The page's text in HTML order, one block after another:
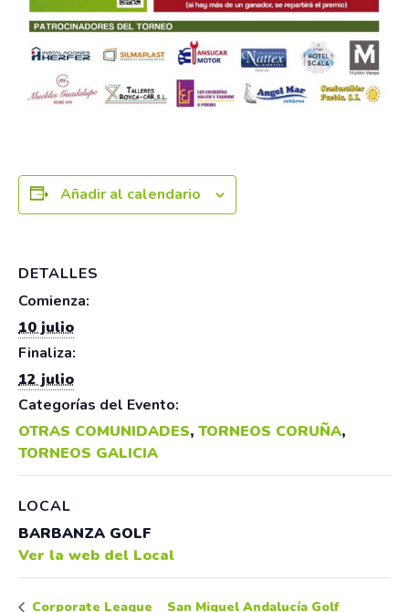
Añadir al calendario
DETALLES
Comienza:
10 julio
Finaliza:
12 julio
Categorías del Evento:
OTRAS COMUNIDADES, TORNEOS CORUÑA,
TORNEOS GALICIA
LOCAL
BARBANZA GOLF
Ver la web del Local
Corporate League San Miguel Andalucía Golf